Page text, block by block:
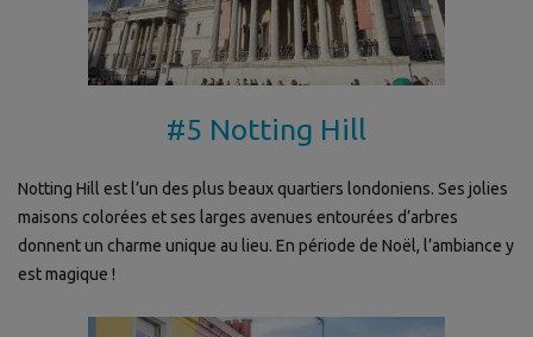
#5 Notting Hill
Notting Hill est l’un des plus beaux quartiers londoniens. Ses jolies
maisons colorées et ses larges avenues entourées d’arbres
donnent un charme unique au lieu. En période de Noël, l’ambiance y
est magique !